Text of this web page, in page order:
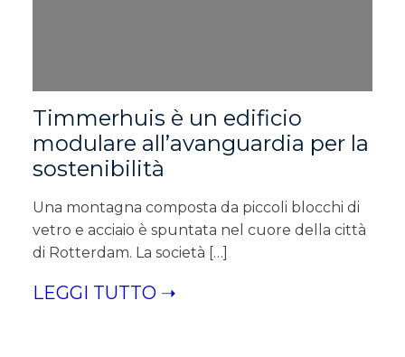
Timmerhuis è un edificio
modulare all’avanguardia per la
sostenibilità
Una montagna composta da piccoli blocchi di
vetro e acciaio è spuntata nel cuore della città
di Rotterdam. La società […]
LEGGI TUTTO ➝